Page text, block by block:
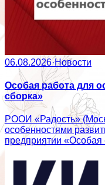
06.08.2026·Новости
Особая работа для
сборка»
РООИ «Радость»
особенностями
предприятии «Особая